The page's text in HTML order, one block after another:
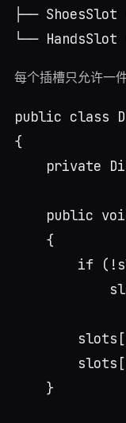
├── ShoesSlot
每个插槽只允许一
public class
{
private
public
    {
if
    }